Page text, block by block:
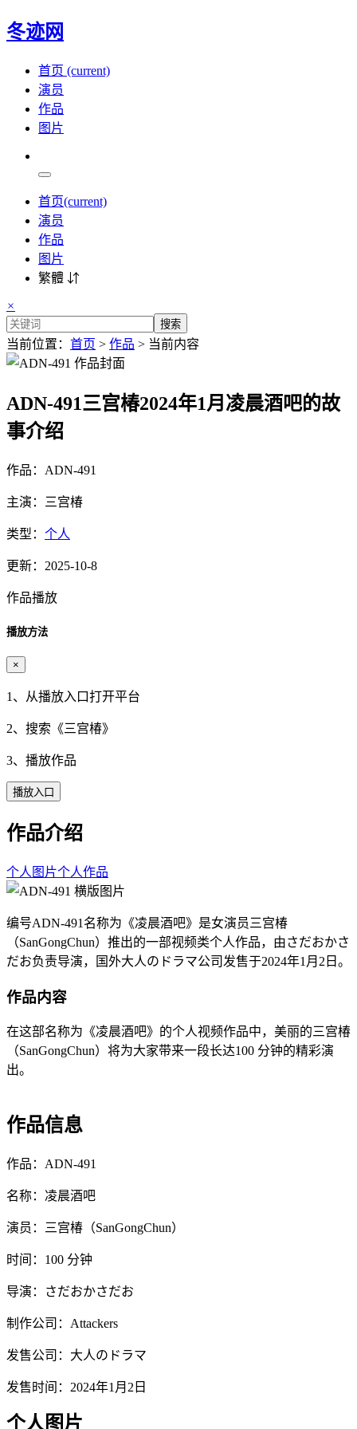
冬迹网
首页 (current)
演员
作品
图片
首页(current)
演员
作品
图片
繁體 ⇵
×
搜索
当前位置： 首页 > 作品 > 当前内容
ADN-491三宫椿2024年1月凌晨酒吧的故
事介绍
作品：ADN-491
主演：三宫椿
类型： 个人
更新：2025-10-8
作品播放
播放方法
×
1、从播放入口打开平台
2、搜索《三宫椿》
3、播放作品
播放入口
作品介绍
个人图片个人作品
编号ADN-491名称为《凌晨酒吧》是女演员三宫椿
（SanGongChun）推出的一部视频类个人作品，由さだおかさ
だお负责导演，国外大人のドラマ公司发售于2024年1月2日。
作品内容
在这部名称为《凌晨酒吧》的个人视频作品中，美丽的三宫椿
（SanGongChun）将为大家带来一段长达100 分钟的精彩演
出。
作品信息
作品：ADN-491
名称：凌晨酒吧
演员：三宫椿（SanGongChun）
时间：100 分钟
导演：さだおかさだお
制作公司：Attackers
发售公司：大人のドラマ
发售时间：2024年1月2日
个人图片